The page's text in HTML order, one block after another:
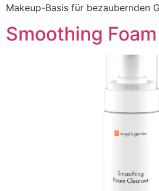
Makeup-Basis für bezaubernden
Smoothing